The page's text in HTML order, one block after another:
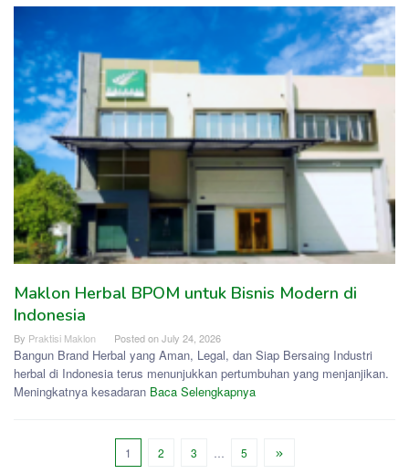
Maklon Herbal BPOM untuk Bisnis Modern di
Indonesia
By Praktisi Maklon Posted onJuly 24, 2026
Bangun Brand Herbal yang Aman, Legal, dan Siap Bersaing Industri
herbal di Indonesia terus menunjukkan pertumbuhan yang menjanjikan.
Meningkatnya kesadaran Baca Selengkapnya
1 2 3 … 5